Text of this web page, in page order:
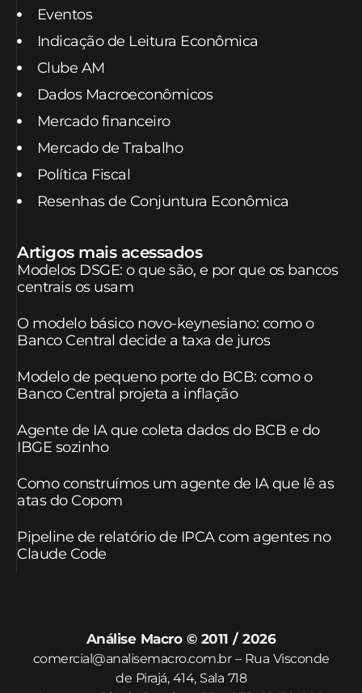
Eventos
Indicação de Leitura Econômica
Clube AM
Dados Macroeconômicos
Mercado financeiro
Mercado de Trabalho
Política Fiscal
Resenhas de Conjuntura Econômica
Artigos mais acessados
Modelos DSGE: o que são, e por que os bancos
centrais os usam
O modelo básico novo-keynesiano: como o
Banco Central decide a taxa de juros
Modelo de pequeno porte do BCB: como o
Banco Central projeta a inflação
Agente de IA que coleta dados do BCB e do
IBGE sozinho
Como construímos um agente de IA que lê as
atas do Copom
Pipeline de relatório de IPCA com agentes no
Claude Code
Análise Macro © 2011 / 2026
comercial@analisemacro.com.br – Rua Visconde
de Pirajá, 414, Sala 718